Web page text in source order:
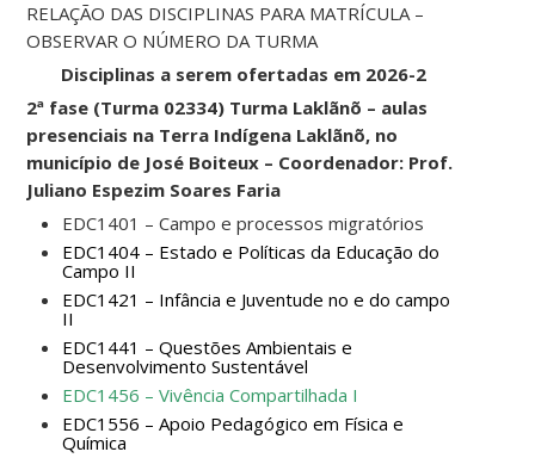
RELAÇÃO DAS DISCIPLINAS PARA MATRÍCULA –
OBSERVAR O NÚMERO DA TURMA
Disciplinas a serem ofertadas em 2026-2
2ª fase (Turma 02334) Turma Laklãnõ – aulas
presenciais na Terra Indígena Laklãnõ, no
município de José Boiteux – Coordenador: Prof.
Juliano Espezim Soares Faria
EDC1401 – Campo e processos migratórios
EDC1404 – Estado e Políticas da Educação do
Campo II
EDC1421 – Infância e Juventude no e do campo
II
EDC1441 – Questões Ambientais e
Desenvolvimento Sustentável
EDC1456 – Vivência Compartilhada I
EDC1556 – Apoio Pedagógico em Física e
Química